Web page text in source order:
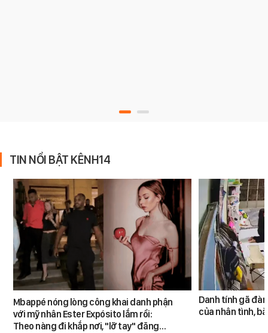
TIN NỔI BẬT KÊNH14
Mbappé nóng lòng công khai danh phận
với mỹ nhân Ester Expósito lắm rồi:
Theo nàng đi khắp nơi, "lỡ tay" đăng…
Danh tính gã
của nhân tình,